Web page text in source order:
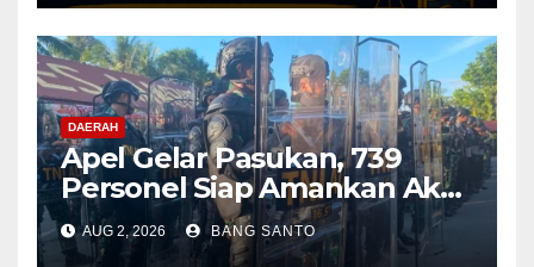
NET-ID)
DAERAH
Apel Gelar Pasukan, 739
Personel Siap Amankan Aksi
Damai KNPB di Kantor MRP
Papua Tengah
AUG 2, 2026 BANG SANTO